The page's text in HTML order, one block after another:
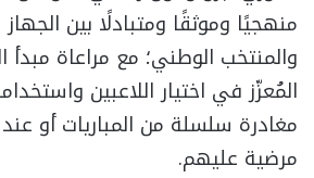
منهجيًا وموثقًا ومتبادلًا بين
والمنتخب الوطني؛ مع مراعاة مبدأ
المُعزّز في اختيار اللاعبين
مغادرة سلسلة من المباريات أو
مرضية عليهم.